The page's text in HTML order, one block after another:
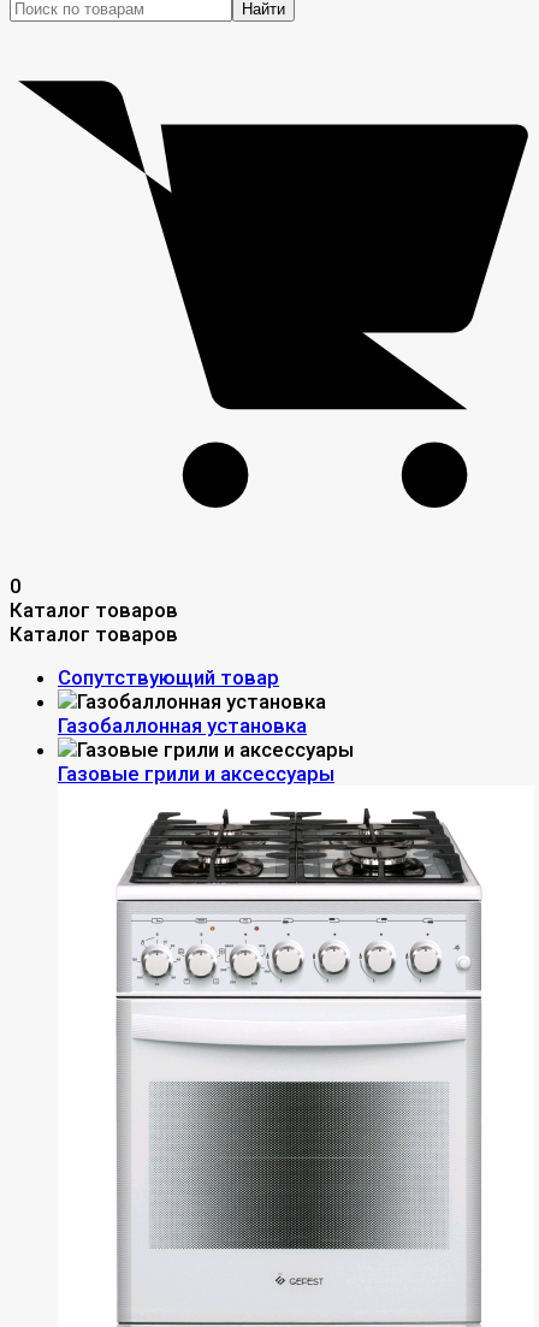
Найти
0
Каталог товаров
Каталог товаров
Сопутствующий товар
Газобаллонная установка
Газовые грили и аксессуары